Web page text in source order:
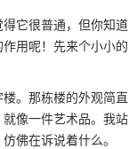
它很普通，但你知道
用呢！先来个小小的
。那栋楼的外观简直
像一件艺术品。我站
佛在诉说着什么。